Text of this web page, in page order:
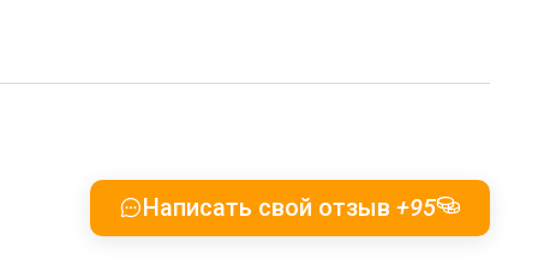
Написать свой отзыв +95